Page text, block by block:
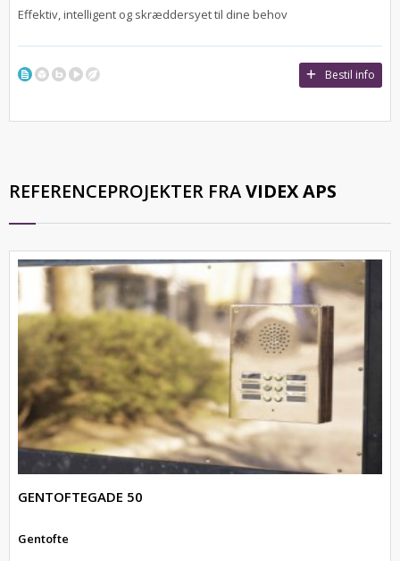
Effektiv, intelligent og skræddersyet til dine behov
Bestil info
REFERENCEPROJEKTER FRAVIDEX APS
GENTOFTEGADE 50
Gentofte